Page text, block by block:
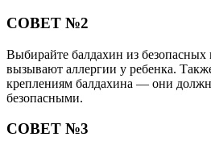
СОВЕТ №2
Выбирайте балдахин из безопасных
вызывают аллергии у ребенка.
креплениям балдахина — они
безопасными.
СОВЕТ №3